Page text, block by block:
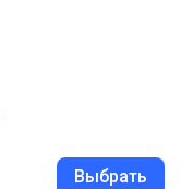
Выбрать